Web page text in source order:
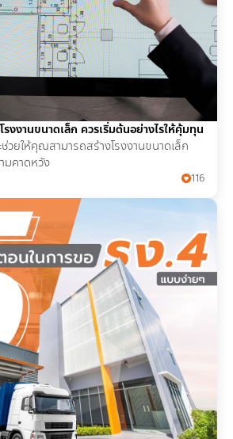
รงงานขนาดเล็ก ควรเริ่มต้นอย่างไรให้คุ้มทุน
วยให้คุณสามารถสร้างโรงงานขนาดเล็ก
มคาดหวัง
116